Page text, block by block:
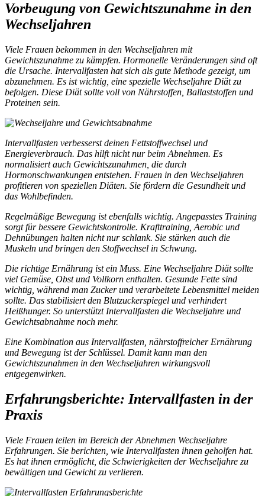
Vorbeugung von Gewichtszunahme in den
Wechseljahren
Viele Frauen bekommen in den Wechseljahren mit
Gewichtszunahme zu kämpfen. Hormonelle Veränderungen sind oft
die Ursache. Intervallfasten hat sich als gute Methode gezeigt, um
abzunehmen. Es ist wichtig, eine spezielle Wechseljahre Diätzu
befolgen. Diese Diät sollte voll von Nährstoffen, Ballaststoffen und
Proteinen sein.
Intervallfasten verbesserst deinen Fettstoffwechsel und
Energieverbrauch. Das hilft nicht nur beim Abnehmen. Es
normalisiert auch Gewichtszunahmen, die durch
Hormonschwankungen entstehen. Frauen in den Wechseljahren
profitieren von speziellen Diäten. Sie fördern die Gesundheit und
das Wohlbefinden.
Regelmäßige Bewegung ist ebenfalls wichtig. Angepasstes Training
sorgt für bessere Gewichtskontrolle. Krafttraining, Aerobic und
Dehnübungen halten nicht nur schlank. Sie stärken auch die
Muskeln und bringen den Stoffwechsel in Schwung.
Die richtige Ernährung ist ein Muss. Eine Wechseljahre Diätsollte
viel Gemüse, Obst und Vollkorn enthalten. Gesunde Fette sind
wichtig, während man Zucker und verarbeitete Lebensmittel meiden
sollte. Das stabilisiert den Blutzuckerspiegel und verhindert
Heißhunger. So unterstützt Intervallfasten die Wechseljahre und
Gewichtsabnahme noch mehr.
Eine Kombination aus Intervallfasten, nährstoffreicher Ernährung
und Bewegung ist der Schlüssel. Damit kann man den
Gewichtszunahmen in den Wechseljahren wirkungsvoll
entgegenwirken.
Erfahrungsberichte: Intervallfasten in der
Praxis
Viele Frauen teilen im Bereich derAbnehmen Wechseljahre
Erfahrungen. Sie berichten, wie Intervallfasten ihnen geholfen hat.
Es hat ihnen ermöglicht, die Schwierigkeiten der Wechseljahre zu
bewältigen und Gewicht zu verlieren.